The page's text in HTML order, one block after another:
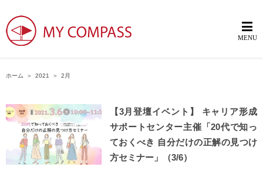
ホーム ＞ 2021 ＞ 2月
【3月登壇イベント】 キャリア形成
サポートセンター主催「20代で知っ
ておくべき 自分だけの正解の見つけ
方セミナー」（3/6）